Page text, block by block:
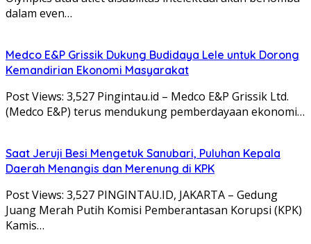
dalam even…
Medco E&P Grissik Dukung Budidaya Lele untuk Dorong
Kemandirian Ekonomi Masyarakat
Post Views: 3,527 Pingintau.id – Medco E&P Grissik Ltd.
(Medco E&P) terus mendukung pemberdayaan ekonomi…
Saat Jeruji Besi Mengetuk Sanubari, Puluhan Kepala
Daerah Menangis dan Merenung di KPK
Post Views: 3,527 PINGINTAU.ID, JAKARTA – Gedung
Juang Merah Putih Komisi Pemberantasan Korupsi (KPK)
Kamis…